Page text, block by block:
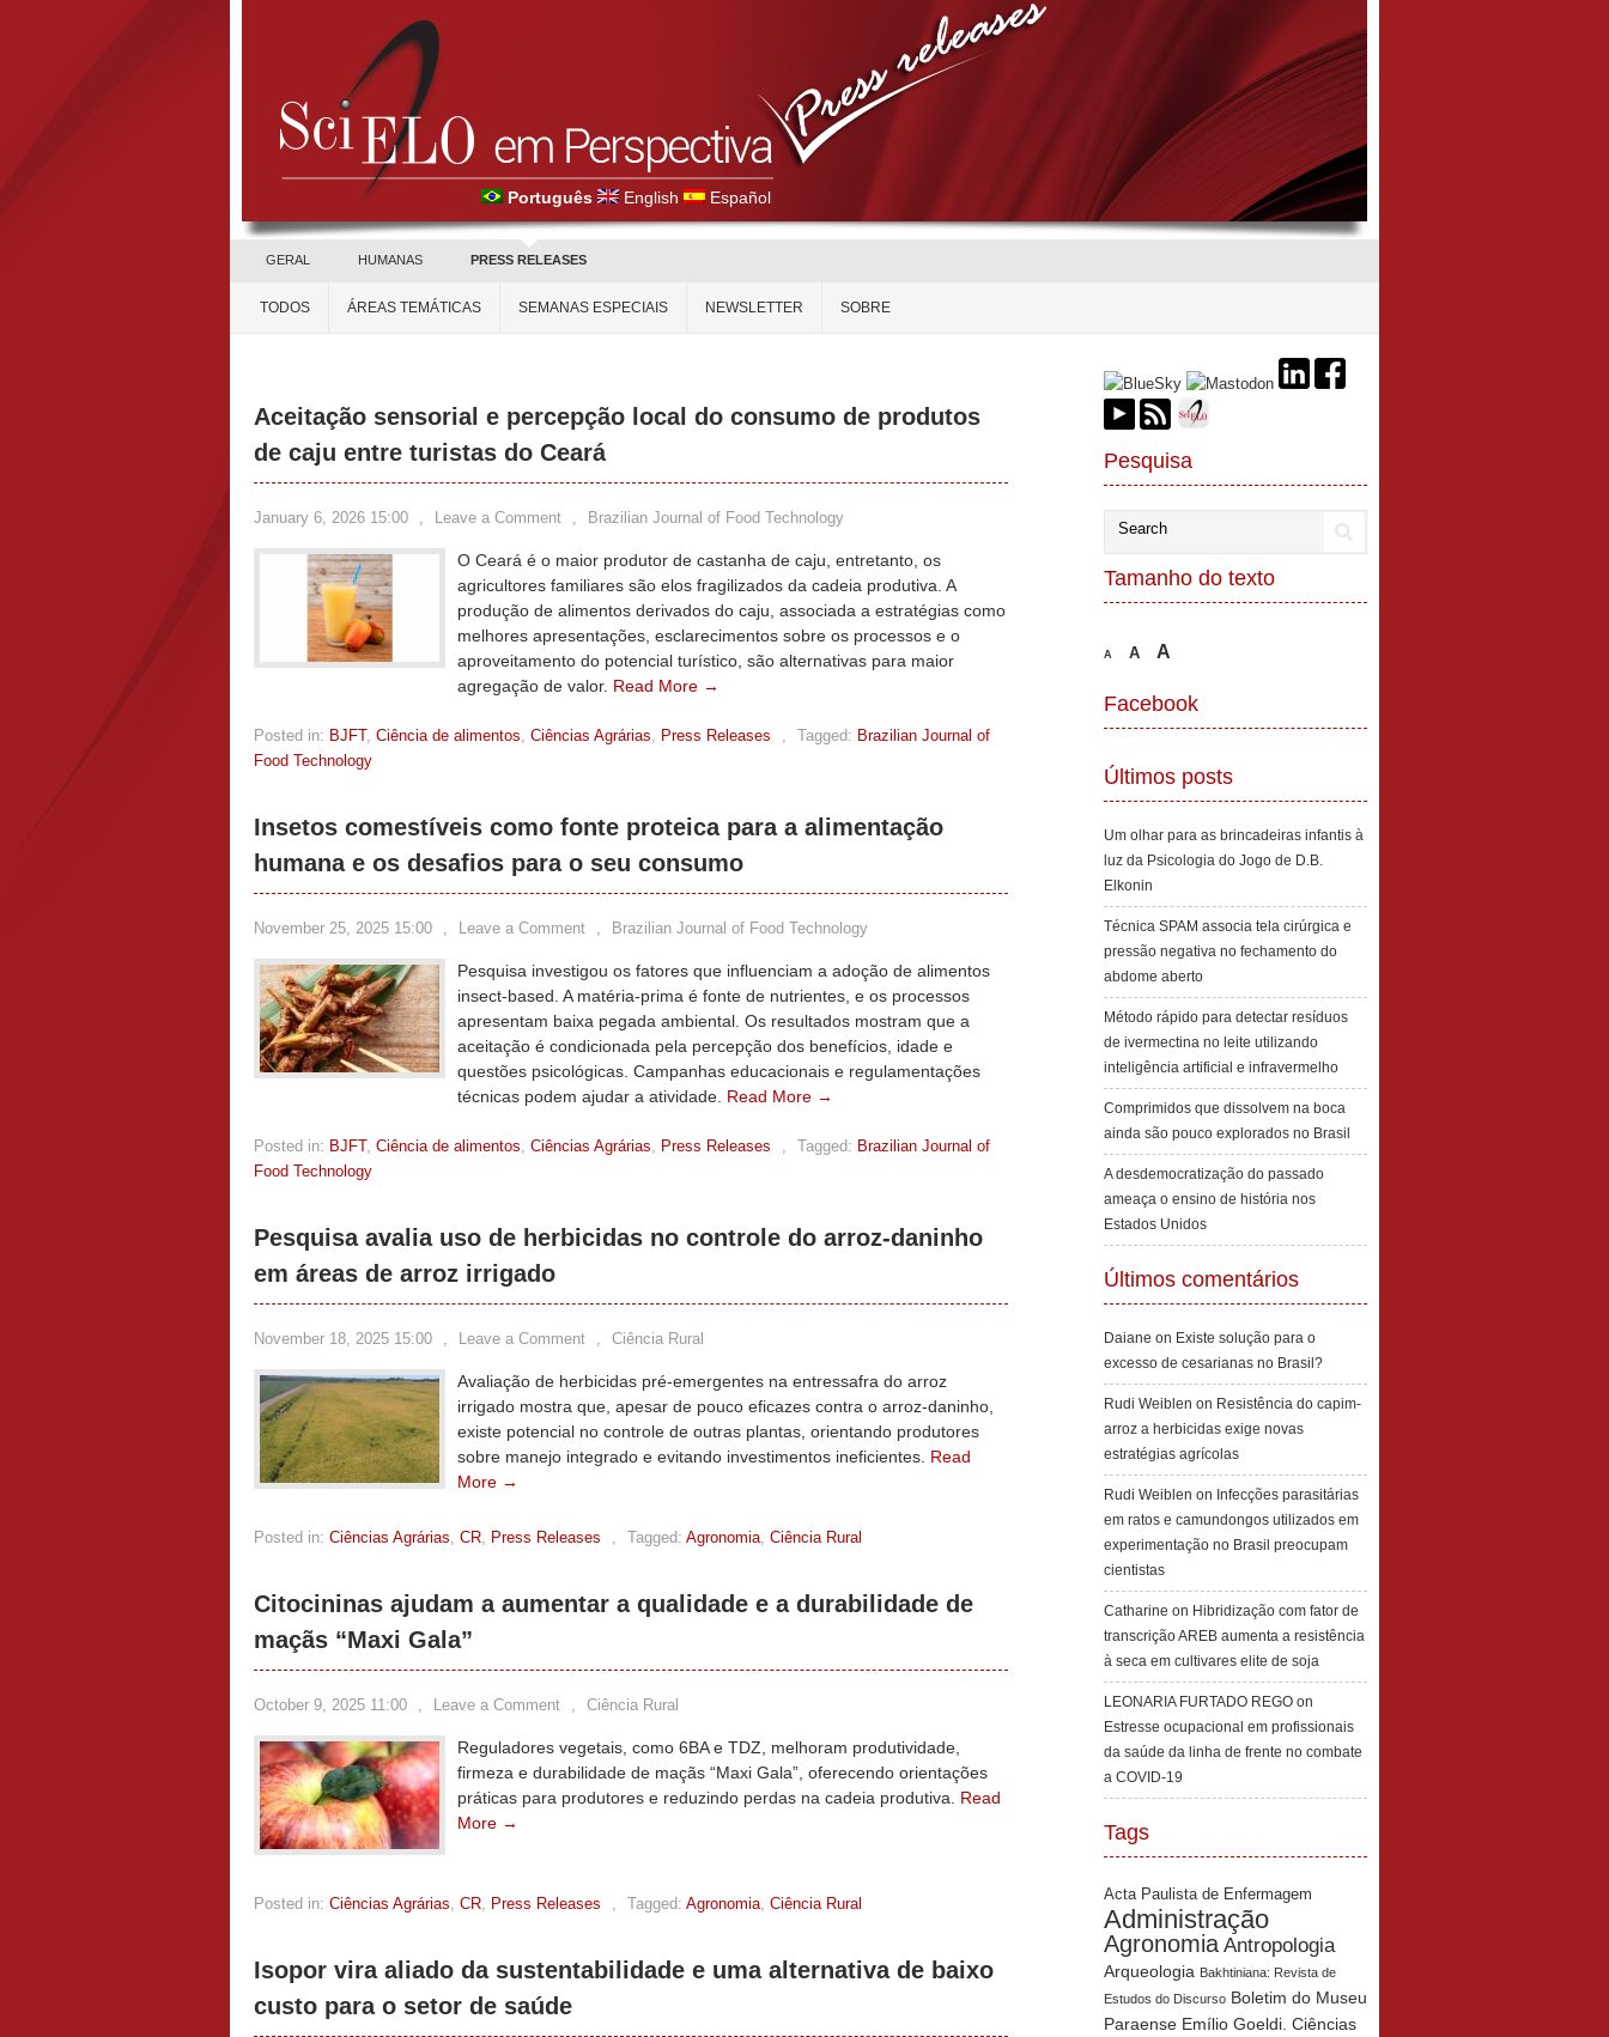
Português English Español
GERAL HUMANAS PRESS RELEASES
TODOS ÁREAS TEMÁTICAS SEMANAS ESPECIAIS NEWSLETTER SOBRE
Aceitação sensorial e percepção local do consumo de produtos
de caju entre turistas do Ceará
January 6, 2026 15:00 , Leave a Comment , Brazilian Journal of Food Technology
O Ceará é o maior produtor de castanha de caju, entretanto, os
agricultores familiares são elos fragilizados da cadeia produtiva. A
produção de alimentos derivados do caju, associada a estratégias como
melhores apresentações, esclarecimentos sobre os processos e o
aproveitamento do potencial turístico, são alternativas para maior
agregação de valor. Read More →
Posted in: BJFT, Ciência de alimentos, Ciências Agrárias, Press Releases , Tagged: Brazilian Journal of
Food Technology
Insetos comestíveis como fonte proteica para a alimentação
humana e os desafios para o seu consumo
November 25, 2025 15:00 , Leave a Comment , Brazilian Journal of Food Technology
Pesquisa investigou os fatores que influenciam a adoção de alimentos
insect-based. A matéria-prima é fonte de nutrientes, e os processos
apresentam baixa pegada ambiental. Os resultados mostram que a
aceitação é condicionada pela percepção dos benefícios, idade e
questões psicológicas. Campanhas educacionais e regulamentações
técnicas podem ajudar a atividade. Read More →
Posted in: BJFT, Ciência de alimentos, Ciências Agrárias, Press Releases , Tagged: Brazilian Journal of
Food Technology
Pesquisa avalia uso de herbicidas no controle do arroz-daninho
em áreas de arroz irrigado
November 18, 2025 15:00 , Leave a Comment , Ciência Rural
Avaliação de herbicidas pré-emergentes na entressafra do arroz
irrigado mostra que, apesar de pouco eficazes contra o arroz-daninho,
existe potencial no controle de outras plantas, orientando produtores
sobre manejo integrado e evitando investimentos ineficientes. Read
More →
Posted in: Ciências Agrárias, CR, Press Releases , Tagged: Agronomia, Ciência Rural
Citocininas ajudam a aumentar a qualidade e a durabilidade de
maçãs “Maxi Gala”
October 9, 2025 11:00 , Leave a Comment , Ciência Rural
Reguladores vegetais, como 6BA e TDZ, melhoram produtividade,
firmeza e durabilidade de maçãs “Maxi Gala”, oferecendo orientações
práticas para produtores e reduzindo perdas na cadeia produtiva. Read
More →
Posted in: Ciências Agrárias, CR, Press Releases , Tagged: Agronomia, Ciência Rural
Isopor vira aliado da sustentabilidade e uma alternativa de baixo
custo para o setor de saúde
Pesquisa
Tamanho do texto
A A A
Facebook
Últimos posts
Um olhar para as brincadeiras infantis à
luz da Psicologia do Jogo de D.B.
Elkonin
Técnica SPAM associa tela cirúrgica e
pressão negativa no fechamento do
abdome aberto
Método rápido para detectar resíduos
de ivermectina no leite utilizando
inteligência artificial e infravermelho
Comprimidos que dissolvem na boca
ainda são pouco explorados no Brasil
A desdemocratização do passado
ameaça o ensino de história nos
Estados Unidos
Últimos comentários
Daiane on Existe solução para o
excesso de cesarianas no Brasil?
Rudi Weiblen on Resistência do capim-
arroz a herbicidas exige novas
estratégias agrícolas
Rudi Weiblen on Infecções parasitárias
em ratos e camundongos utilizados em
experimentação no Brasil preocupam
cientistas
Catharine on Hibridização com fator de
transcrição AREB aumenta a resistência
à seca em cultivares elite de soja
LEONARIA FURTADO REGO on
Estresse ocupacional em profissionais
da saúde da linha de frente no combate
a COVID-19
Tags
Acta Paulista de Enfermagem
Administração
Agronomia Antropologia
Arqueologia Bakhtiniana: Revista de
Estudos do Discurso Boletim do Museu
Paraense Emílio Goeldi. Ciências